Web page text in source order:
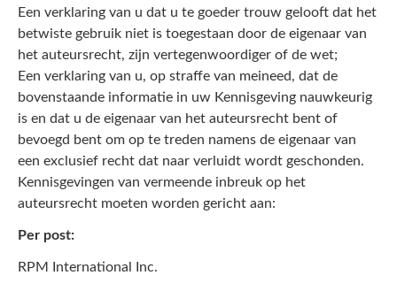
Een verklaring van u dat u te goeder trouw gelooft dat het
betwiste gebruik niet is toegestaan door de eigenaar van
het auteursrecht, zijn vertegenwoordiger of de wet;
Een verklaring van u, op straffe van meineed, dat de
bovenstaande informatie in uw Kennisgeving nauwkeurig
is en dat u de eigenaar van het auteursrecht bent of
bevoegd bent om op te treden namens de eigenaar van
een exclusief recht dat naar verluidt wordt geschonden.
Kennisgevingen van vermeende inbreuk op het
auteursrecht moeten worden gericht aan:
Per post:
RPM International Inc.